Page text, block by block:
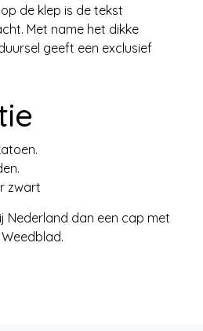
de klep is de tekst
Met name het dikke
geeft een exclusief
zwart
Nederland dan een cap met